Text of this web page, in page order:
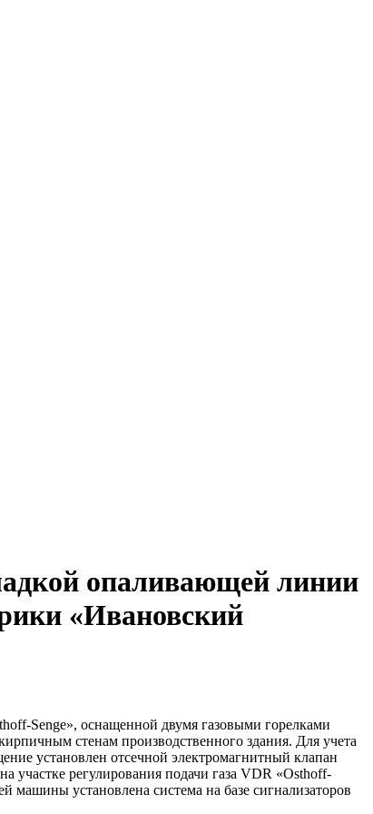
опаливающей линии
«Ивановский
Senge», оснащенной двумя газовыми горелками
стенам производственного здания. Для учета
установлен отсечной электромагнитный клапан
участке регулирования подачи газа VDR «Osthoff-
машины установлена система на базе сигнализаторов